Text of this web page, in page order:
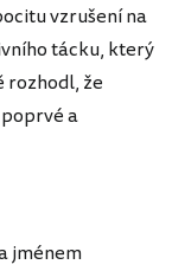
vzrušení na
tácku, který
rozhodl, že
a
jménem